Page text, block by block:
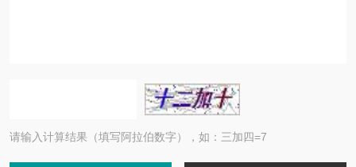
请输入计算结果（填写阿拉伯数字），如：三加四=7